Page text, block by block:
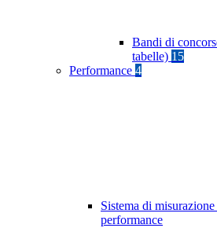
Bandi di
tabelle) 15
Performance 4
Sistema di
performance